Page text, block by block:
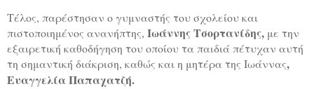
Τέλος, παρέστησαν ο γυμναστής του σχολείου και
πιστοποιημένος ανανήπτης, Ιωάννης Τσορτανίδης, με την
εξαιρετική καθοδήγηση του οποίου τα παιδιά πέτυχαν αυτή
τη σημαντική διάκριση, καθώς και η μητέρα της Ιωάννας,
Ευαγγελία Παπαχατζή.